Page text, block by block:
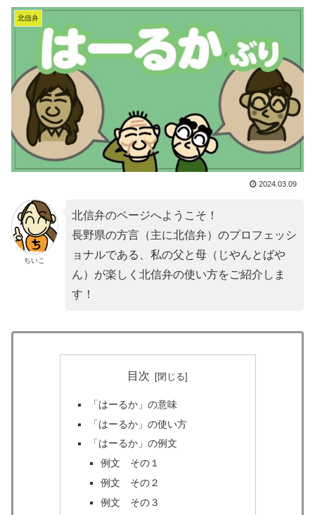
北信弁
2024.03.09
ちいこ
北信弁のページへようこそ！
長野県の方言（主に北信弁）のプロフェッシ
ョナルである、私の父と母（じやんとばや
ん）が楽しく北信弁の使い方をご紹介しま
す！
目次
「はーるか」の意味
「はーるか」の使い方
「はーるか」の例文
例文 その１
例文 その２
例文 その３